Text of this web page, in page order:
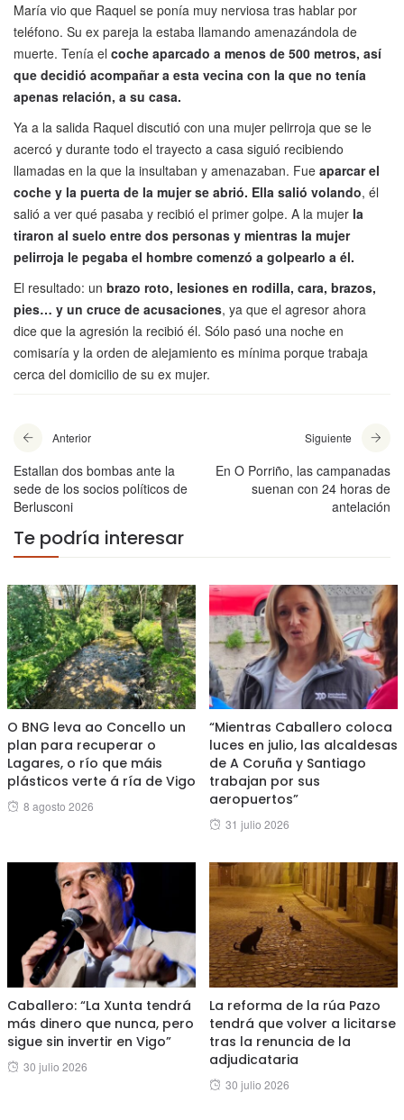
María vio que Raquel se ponía muy nerviosa tras hablar por
teléfono. Su ex pareja la estaba llamando amenazándola de
muerte. Tenía el coche aparcado a menos de 500 metros, así
que decidió acompañar a esta vecina con la que no tenía
apenas relación, a su casa.
Ya a la salida Raquel discutió con una mujer pelirroja que se le
acercó y durante todo el trayecto a casa siguió recibiendo
llamadas en la que la insultaban y amenazaban. Fue aparcar el
coche y la puerta de la mujer se abrió. Ella salió volando, él
salió a ver qué pasaba y recibió el primer golpe. A la mujer la
tiraron al suelo entre dos personas y mientras la mujer
pelirroja le pegaba el hombre comenzó a golpearlo a él.
El resultado: un brazo roto, lesiones en rodilla, cara, brazos,
pies… y un cruce de acusaciones, ya que el agresor ahora
dice que la agresión la recibió él. Sólo pasó una noche en
comisaría y la orden de alejamiento es mínima porque trabaja
cerca del domicilio de su ex mujer.
Anterior
Estallan dos bombas ante la
sede de los socios políticos de
Berlusconi
Siguiente
En O Porriño, las campanadas
suenan con 24 horas de
antelación
Te podría interesar
O BNG leva ao Concello un
plan para recuperar o
Lagares, o río que máis
plásticos verte á ría de Vigo
Posted
8 agosto 2026
“Mientras Caballero coloca
luces en julio, las alcaldesas
de A Coruña y Santiago
trabajan por sus
aeropuertos”
Posted
31 julio 2026
Caballero: “La Xunta tendrá
más dinero que nunca, pero
sigue sin invertir en Vigo”
Posted
30 julio 2026
La reforma de la rúa Pazo
tendrá que volver a licitarse
tras la renuncia de la
adjudicataria
Posted
30 julio 2026